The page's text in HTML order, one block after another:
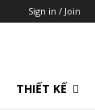
Sign in / Join
THIẾT KẾ